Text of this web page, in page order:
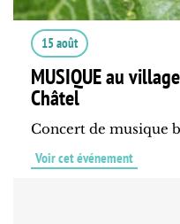
15 août
MUSIQUE au
Châtel
Concert de musique
Voir cet événement